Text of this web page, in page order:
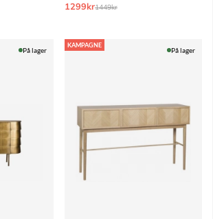
1299krNormalpris:
1449kr
På lager
KAMPAGNE
På lager